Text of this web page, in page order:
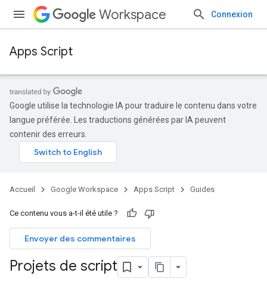
Workspace Connexion
Apps Script
Google utilise la technologie IA pour traduire le contenu dans votre
langue préférée. Les traductions générées par IA peuvent
contenir des erreurs.
Accueil Google Workspace Apps Script Guides
Ce contenu vous a-t-il été utile ?
Envoyer des commentaires
Projets de script